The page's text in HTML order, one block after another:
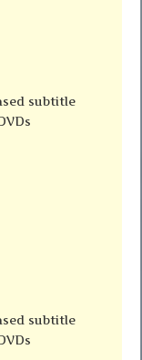
subtitle
subtitle